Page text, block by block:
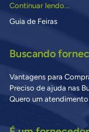
Continuar lendo...
Guia de Feiras
Buscando
Vantagens para
Preciso de ajuda nas
Quero um